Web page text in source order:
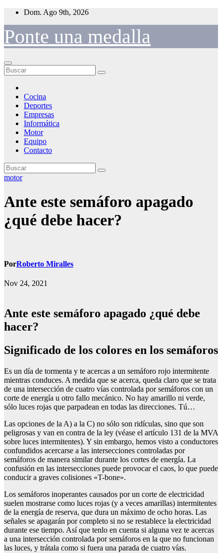
Saltar
contenido
Dom. Ago 9th, 2026
Ponte una medalla
Cocina
Deportes
Empresas
Informática
Motor
Equipo
Contacto
motor
Ante este semáforo apagado
¿qué debe hacer?
PorRoberto Miralles
Nov 24, 2021
Ante este semáforo apagado ¿qué debe
hacer?
Significado de los colores en los semáforos
Es un día de tormenta y te acercas a un semáforo rojo intermitente
mientras conduces. A medida que se acerca, queda claro que se trata
de una intersección de cuatro vías controlada por semáforos con un
corte de energía u otro fallo mecánico. No hay amarillo ni verde,
sólo luces rojas que parpadean en todas las direcciones. Tú…
Las opciones de la A) a la C) no sólo son ridículas, sino que son
peligrosas y van en contra de la ley (véase el artículo 131 de la MVA
sobre luces intermitentes). Y sin embargo, hemos visto a conductores
confundidos acercarse a las intersecciones controladas por
semáforos de manera similar durante los cortes de energía. La
confusión en las intersecciones puede provocar el caos, lo que puede
conducir a graves colisiones «T-bone».
Los semáforos inoperantes causados por un corte de electricidad
suelen mostrarse como luces rojas (y a veces amarillas) intermitentes
de la energía de reserva, que dura un máximo de ocho horas. Las
señales se apagarán por completo si no se restablece la electricidad
durante ese tiempo. Así que tenlo en cuenta si alguna vez te acercas
a una intersección controlada por semáforos en la que no funcionan
las luces, y trátala como si fuera una parada de cuatro vías.